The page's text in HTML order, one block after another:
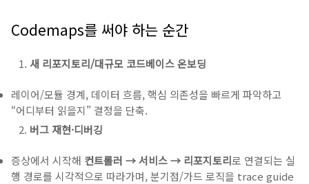
Codemaps를 써야 하는 순간
새 리포지토리/대규모 코드베이스 온보딩
레이어/모듈 경계, 데이터 흐름, 핵심 의존성을 빠르게 파악하고
“어디부터 읽을지” 결정을 단축.
버그 재현·디버깅
증상에서 시작해 컨트롤러 → 서비스 → 리포지토리로 연결되는 실
행 경로를 시각적으로 따라가며, 분기점/가드 로직을 trace guide